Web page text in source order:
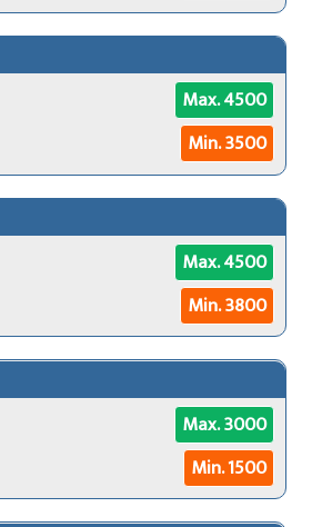
Max. 4500
Min. 3500
Max. 4500
Min. 3800
Max. 3000
Min. 1500